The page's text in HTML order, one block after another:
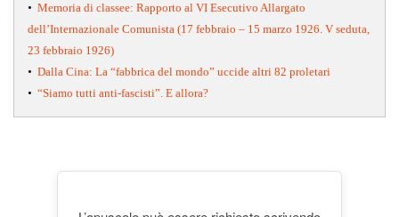
• Memoria di classee: Rapporto al VI Esecutivo Allargato
dell’Internazionale Comunista (17 febbraio – 15 marzo 1926. V seduta,
23 febbraio 1926)
• Dalla Cina: La “fabbrica del mondo” uccide altri 82 proletari
• “Siamo tutti anti-fascisti”. E allora?